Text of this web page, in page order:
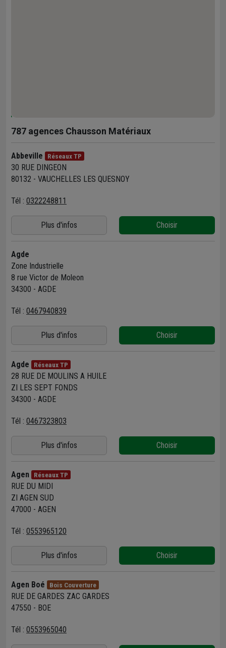
787 agences Chausson Matériaux
Abbeville Réseaux TP
30 RUE DINGEON
80132 - VAUCHELLES LES QUESNOY
Tél : 0322248811
Plus d'infos Choisir
Agde
Zone Industrielle
8 rue Victor de Moleon
34300 - AGDE
Tél : 0467940839
Plus d'infos Choisir
Agde Réseaux TP
28 RUE DE MOULINS A HUILE
ZI LES SEPT FONDS
34300 - AGDE
Tél : 0467323803
Plus d'infos Choisir
Agen Réseaux TP
RUE DU MIDI
ZI AGEN SUD
47000 - AGEN
Tél : 0553965120
Plus d'infos Choisir
Agen Boé Bois Couverture
RUE DE GARDES ZAC GARDES
47550 - BOE
Tél : 0553965040